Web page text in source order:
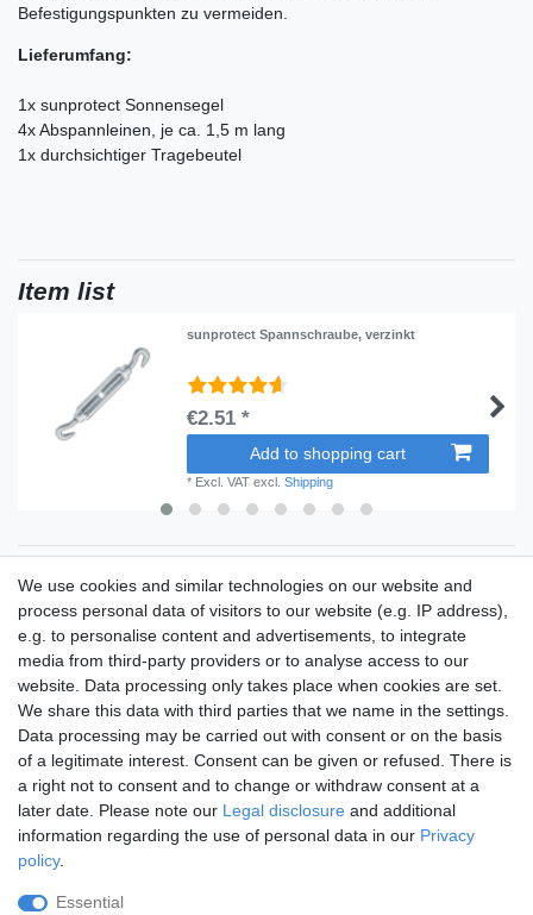
Befestigungspunkten zu vermeiden.
Lieferumfang:
1x sunprotect Sonnensegel
4x Abspannleinen, je ca. 1,5 m lang
1x durchsichtiger Tragebeutel
Item list
sunprotect Spannschraube, verzinkt
€2.51 *
Add to shopping cart
* Excl. VAT excl.Shipping
Shop
Shipping Rates
Payment Methods
My Account
Service
Fabric Samples
We use cookies and similar technologies on our website and
process personal data of visitors to our website (e.g. IP address),
e.g. to personalise content and advertisements, to integrate
media from third-party providers or to analyse access to our
website. Data processing only takes place when cookies are set.
We share this data with third parties that we name in the settings.
Data processing may be carried out with consent or on the basis
of a legitimate interest. Consent can be given or refused. There is
a right not to consent and to change or withdraw consent at a
later date. Please note our Legal disclosure and additional
information regarding the use of personal data in our Privacy
policy.
Essential